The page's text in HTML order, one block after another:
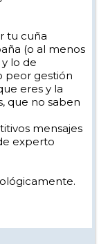
de la política
de los
haya parnè.
diferentes, hoy
o van en
ganan más con
desgracias.
tu cuña
(o al menos
lo de
peor gestión
eres y la
que no saben
mensajes
experto